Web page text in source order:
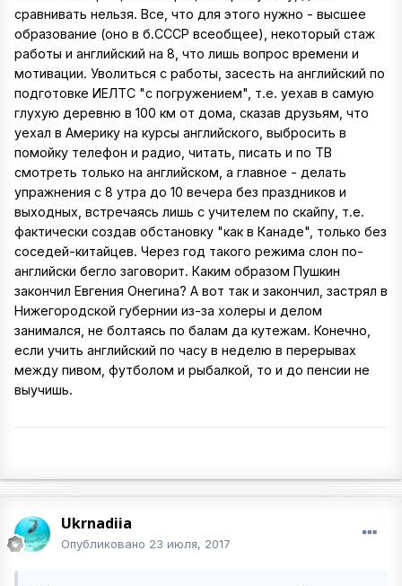
сравнивать нельзя. Все, что для этого нужно - высшее
образование (оно в б.СССР всеобщее), некоторый стаж
работы и английский на 8, что лишь вопрос времени и
мотивации. Уволиться с работы, засесть на английский по
подготовке ИЕЛТС "с погружением", т.е. уехав в самую
глухую деревню в 100 км от дома, сказав друзьям, что
уехал в Америку на курсы английского, выбросить в
помойку телефон и радио, читать, писать и по ТВ
смотреть только на английском, а главное - делать
упражнения с 8 утра до 10 вечера без праздников и
выходных, встречаясь лишь с учителем по скайпу, т.е.
фактически создав обстановку "как в Канаде", только без
соседей-китайцев. Через год такого режима слон по-
английски бегло заговорит. Каким образом Пушкин
закончил Евгения Онегина? А вот так и закончил, застрял в
Нижегородской губернии из-за холеры и делом
занимался, не болтаясь по балам да кутежам. Конечно,
если учить английский по часу в неделю в перерывах
между пивом, футболом и рыбалкой, то и до пенсии не
выучишь.
Ukrnadiia
Опубликовано 23 июля, 2017